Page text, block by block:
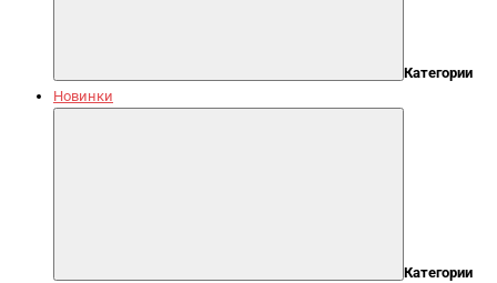
Категории
Новинки
Категории